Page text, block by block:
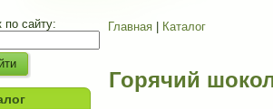
по сайту: Главная Каталог
Горячий